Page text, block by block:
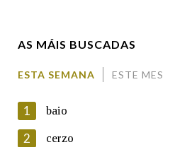
AS MÁIS BUSCADAS
ESTA SEMANA ESTE MES
1 baio
2 cerzo